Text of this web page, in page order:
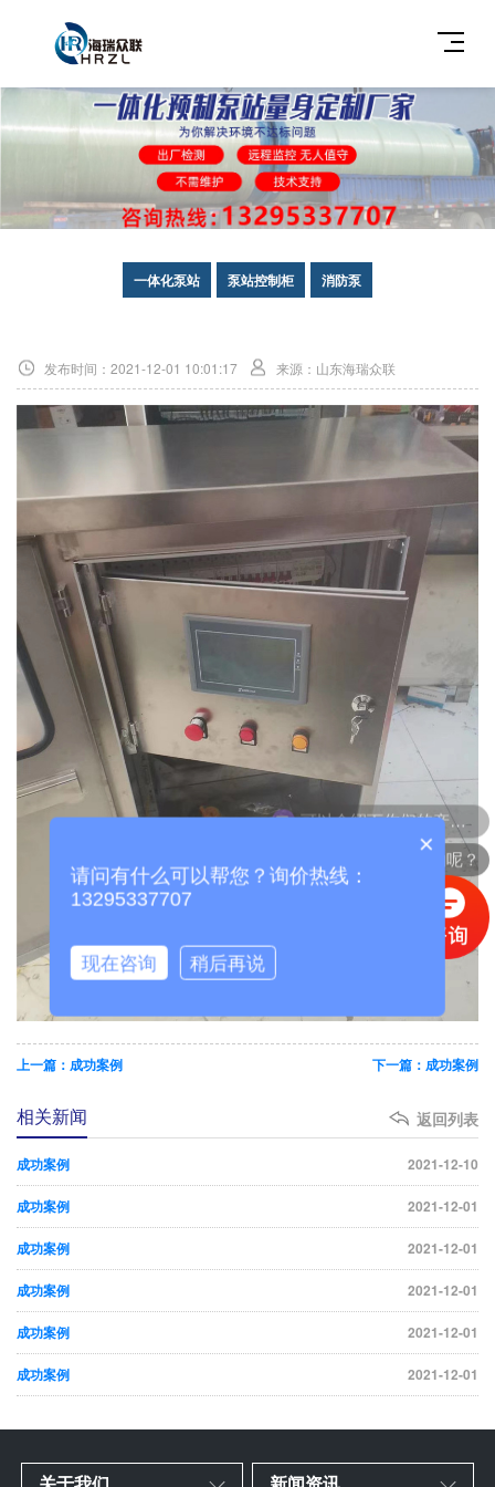
一体化泵站 泵站控制柜 消防泵
发布时间：2021-12-01 10:01:17 来源：山东海瑞众联
上一篇：成功案例 下一篇：成功案例
返回列表
相关新闻
2021-12-10
成功案例
2021-12-01
成功案例
2021-12-01
成功案例
2021-12-01
成功案例
2021-12-01
成功案例
2021-12-01
成功案例
可以介绍下你们的产品么？
你们是怎么收费的呢？
×
请问有什么可以帮您？询价热线：
13295337707
现在咨询 稍后再说